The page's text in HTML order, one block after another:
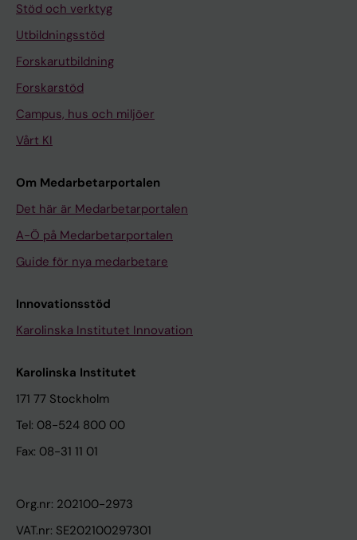
Stöd och verktyg
Utbildningsstöd
Forskarutbildning
Forskarstöd
Campus, hus och miljöer
Vårt KI
Om Medarbetarportalen
Det här är Medarbetarportalen
A-Ö på Medarbetarportalen
Guide för nya medarbetare
Innovationsstöd
Karolinska Institutet Innovation
Karolinska Institutet
171 77 Stockholm
Tel: 08-524 800 00
Fax: 08-31 11 01
Org.nr: 202100-2973
VAT.nr: SE202100297301